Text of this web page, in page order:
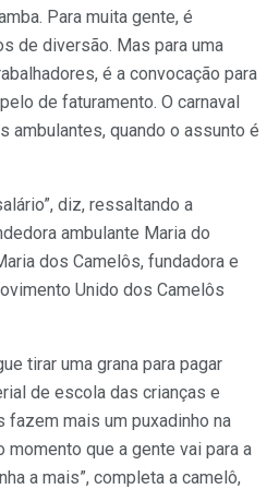
Para muita gente, é
de diversão. Mas para uma
é a convocação para
de faturamento. O carnaval
ambulantes, quando o assunto é
diz, ressaltando a
ambulante Maria do
dos Camelôs, fundadora e
Unido dos Camelôs
tirar uma grana para pagar
de escola das crianças e
mais um puxadinho na
momento que a gente vai para a
a mais”, completa a camelô,